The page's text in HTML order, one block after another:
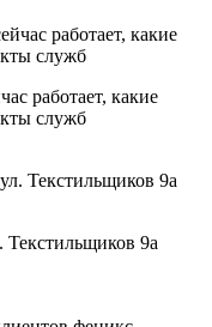
работает, какие
служб
9а